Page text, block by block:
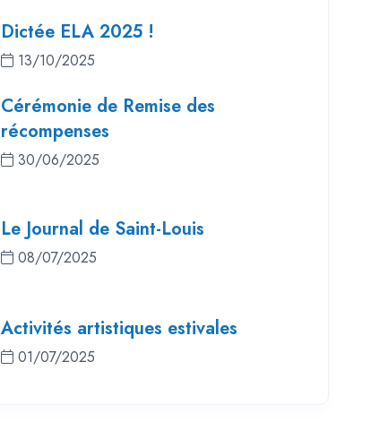
Dictée ELA 2025 !
13/10/2025
Cérémonie de Remise des
récompenses
30/06/2025
Le Journal de Saint-Louis
08/07/2025
Activités artistiques estivales
01/07/2025